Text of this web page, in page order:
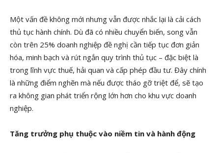
Một vấn đề không mới nhưng vẫn được nhắc lại là cải cách
thủ tục hành chính. Dù đã có nhiều chuyển biến, song vẫn
còn trên 25% doanh nghiệp đề nghị cần tiếp tục đơn giản
hóa, minh bạch và rút ngắn quy trình thủ tục – đặc biệt là
trong lĩnh vực thuế, hải quan và cấp phép đầu tư. Đây chính
là những điểm nghẽn mà nếu được tháo gỡ triệt để, sẽ tạo
ra không gian phát triển rộng lớn hơn cho khu vực doanh
nghiệp.
Tăng trưởng phụ thuộc vào niềm tin và hành động